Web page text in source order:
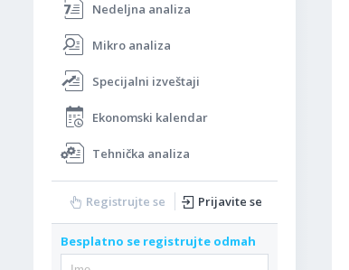
Nedeljna analiza
Mikro analiza
Specijalni izveštaji
Ekonomski kalendar
Tehnička analiza
Registrujte se Prijavite se
Besplatno se registrujte odmah